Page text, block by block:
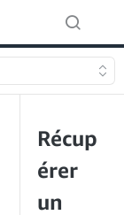
Récup
érer
un